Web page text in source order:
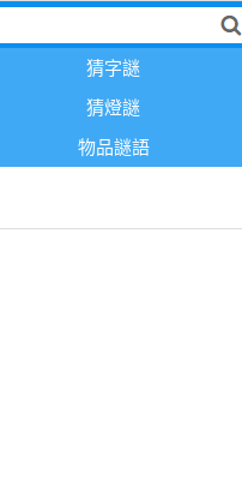
猜字謎
猜燈謎
物品謎語